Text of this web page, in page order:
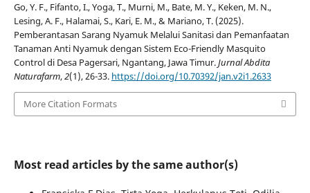
Go, Y. F., Fifanto, I., Yoga, T., Murni, M., Bate, M. Y., Keken, M. N.,
Lesing, A. F., Halamai, S., Kari, E. M., & Mariano, T. (2025).
Pemberantasan Sarang Nyamuk Melalui Sanitasi dan Pemanfaatan
Tanaman Anti Nyamuk dengan Sistem Eco-Friendly Masquito
Control di Desa Pagersari, Ngantang, Jawa Timur.Jurnal Abdita
Naturafarm,2(1), 26-33. https://doi.org/10.70392/jan.v2i1.2633
More Citation Formats
Most read articles by the same author(s)